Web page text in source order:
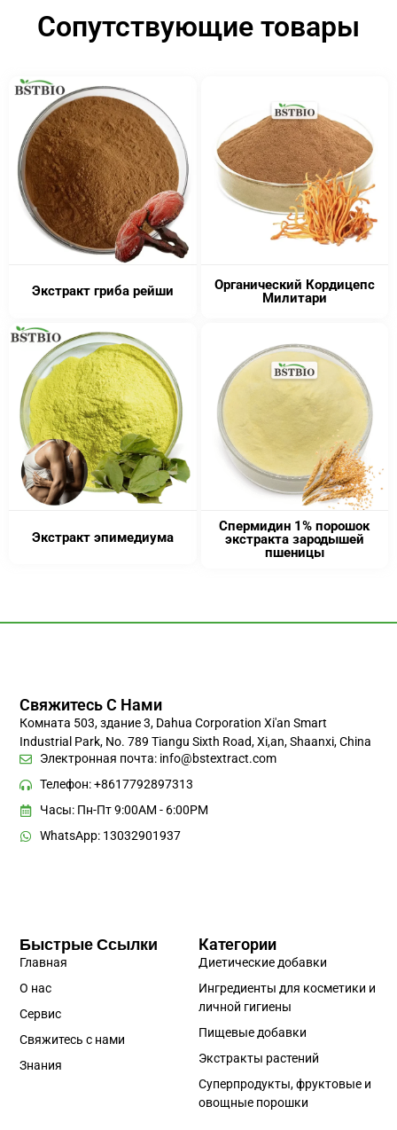
Сопутствующие товары
Экстракт гриба рейши
Органический Кордицепс
Милитари
Экстракт эпимедиума
Спермидин 1% порошок
экстракта зародышей
пшеницы
Категории
Диетические добавки
Ингредиенты для косметики и
личной гигиены
Пищевые добавки
Экстракты растений
Суперпродукты, фруктовые и
овощные порошки
Быстрые Ссылки
Главная
О нас
Сервис
Свяжитесь с нами
Знания
Свяжитесь С Нами
Комната 503, здание 3, Dahua Corporation Xi'an Smart
Industrial Park, No. 789 Tiangu Sixth Road, Xi,an, Shaanxi, China
Электронная почта: info@bstextract.com
Телефон: +8617792897313
Часы: Пн-Пт 9:00AM - 6:00PM
WhatsApp: 13032901937